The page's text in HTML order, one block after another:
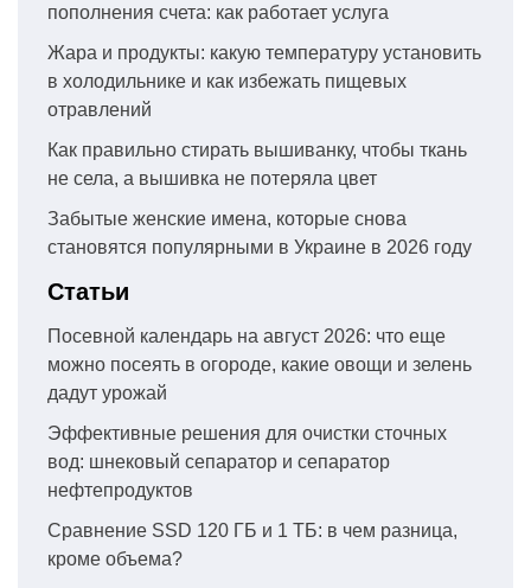
пополнения счета: как работает услуга
Жара и продукты: какую температуру установить
в холодильнике и как избежать пищевых
отравлений
Как правильно стирать вышиванку, чтобы ткань
не села, а вышивка не потеряла цвет
Забытые женские имена, которые снова
становятся популярными в Украине в 2026 году
Статьи
Посевной календарь на август 2026: что еще
можно посеять в огороде, какие овощи и зелень
дадут урожай
Эффективные решения для очистки сточных
вод: шнековый сепаратор и сепаратор
нефтепродуктов
Сравнение SSD 120 ГБ и 1 ТБ: в чем разница,
кроме объема?